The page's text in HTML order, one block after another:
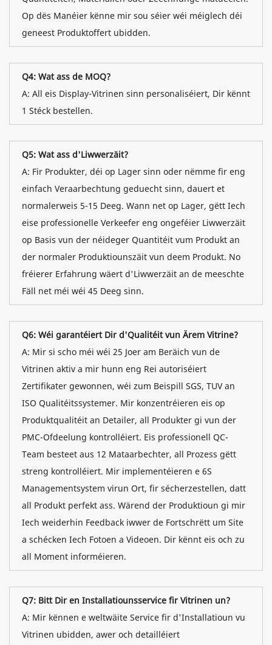
Op dës Manéier kënne mir sou séier wéi méiglech déi
geneest Produktoffert ubidden.
Q4: Wat ass de MOQ?
A: All eis Display-Vitrinen sinn personaliséiert, Dir kënnt
1 Stéck bestellen.
Q5: Wat ass d'Liwwerzäit?
A: Fir Produkter, déi op Lager sinn oder nëmme fir eng
einfach Veraarbechtung geduecht sinn, dauert et
normalerweis 5-15 Deeg. Wann net op Lager, gëtt Iech
eise professionelle Verkeefer eng ongeféier Liwwerzäit
op Basis vun der néideger Quantitéit vum Produkt an
der normaler Produktiounszäit vun deem Produkt. No
fréierer Erfahrung wäert d'Liwwerzäit an de meeschte
Fäll net méi wéi 45 Deeg sinn.
Q6: Wéi garantéiert Dir d'Qualitéit vun Ärem Vitrine?
A: Mir si scho méi wéi 25 Joer am Beräich vun de
Vitrinen aktiv a mir hunn eng Rei autoriséiert
Zertifikater gewonnen, wéi zum Beispill SGS, TUV an
ISO Qualitéitssystemer. Mir konzentréieren eis op
Produktqualitéit an Detailer, all Produkter gi vun der
PMC-Ofdeelung kontrolléiert. Eis professionell QC-
Team besteet aus 12 Mataarbechter, all Prozess gëtt
streng kontrolléiert. Mir implementéieren e 6S
Managementsystem virun Ort, fir sécherzestellen, datt
all Produkt perfekt ass. Wärend der Produktioun gi mir
Iech weiderhin Feedback iwwer de Fortschrëtt um Site
a schécken Iech Fotoen a Videoen. Dir kënnt eis och zu
all Moment informéieren.
Q7: Bitt Dir en Installatiounsservice fir Vitrinen un?
A: Mir kënnen e weltwäite Service fir d'Installatioun vu
Vitrinen ubidden, awer och detailléiert